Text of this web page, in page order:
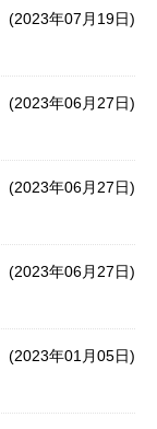
(2023年07月19日)
(2023年06月27日)
(2023年06月27日)
(2023年06月27日)
(2023年01月05日)